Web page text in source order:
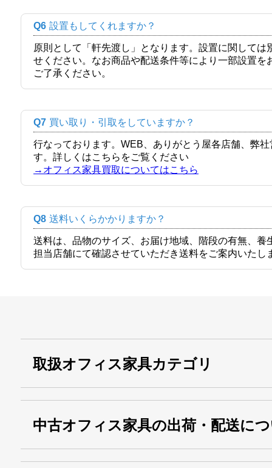
Q6 設置もしてくれますか？
原則として「軒先渡し」となります。設置に関して
せください。なお商品や配送条件等により一部設置
ご了承ください。
Q7 買い取り・引取をしていますか？
行なっております。WEB、ありがとう屋各店舗、弊
す。詳しくはこちらをご覧ください
→オフィス家具買取についてはこちら
Q8 送料いくらかかりますか？
送料は、品物のサイズ、お届け地域、階段の有無、
担当店舗にて確認させていただき送料をご案内いたし
取扱オフィス家具カテゴリ
中古オフィス家具の出荷・配送に